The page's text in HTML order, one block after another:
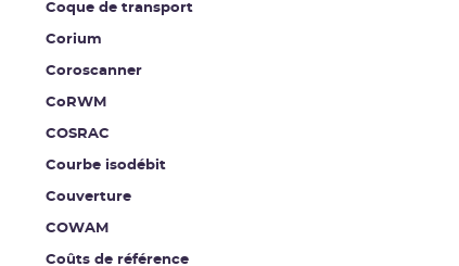
Coque de transport
Corium
Coroscanner
CoRWM
COSRAC
Courbe isodébit
Couverture
COWAM
Coûts de référence